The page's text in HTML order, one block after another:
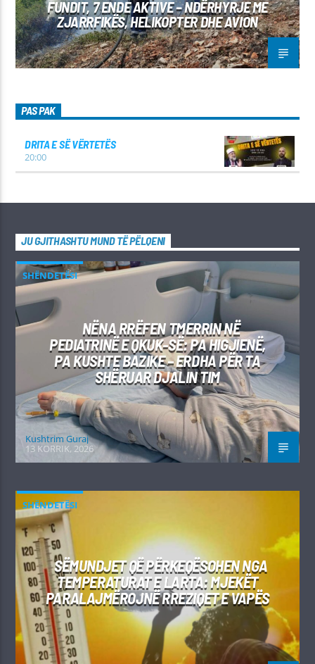
FUNDIT, 7 ENDE AKTIVE – NDËRHYRJE ME
ZJARRFIKËS, HELIKOPTER DHE AVION
PAS PAK
DRITA E SË VËRTETËS
20:00
JU GJITHASHTU MUND TË PËLQENI
SHËNDETËSI
NËNA RRËFEN TMERRIN NË
PEDIATRINË E QKUK-SË: PA HIGJIENË,
PA KUSHTE BAZIKE – ERDHA PËR TA
SHËRUAR DJALIN TIM
Kushtrim Guraj
13 KORRIK, 2026
SHËNDETËSI
SËMUNDJET QË PËRKEQËSOHEN NGA
TEMPERATURAT E LARTA: MJEKËT
PARALAJMËROJNË RREZIQET E VAPËS